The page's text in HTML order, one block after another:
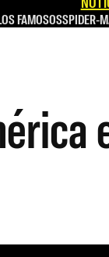
FAMOSOSSPIDER-